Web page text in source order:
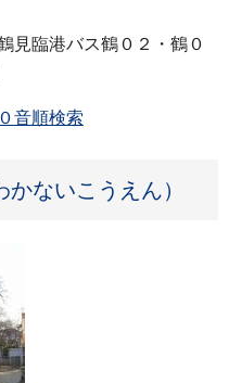
見臨港バス鶴０２・鶴０
音順検索
ないこうえん）